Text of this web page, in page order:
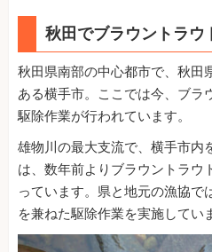
秋田でブラウントラウ
秋田県南部の中心都市で、秋田
ある横手市。ここでは今、ブラ
駆除作業が行われています。
雄物川の最大支流で、横手市内
は、数年前よりブラウントラウ
っています。県と地元の漁協で
を兼ねた駆除作業を実施してい